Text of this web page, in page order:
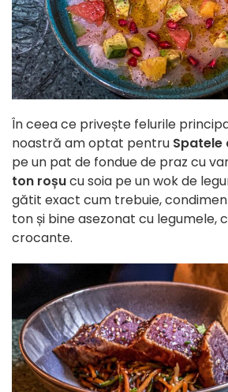
În ceea ce privește felurile
noastră am optat pentru Spatele
pe un pat de fondue de praz cu
ton roșucu soia pe un wok de
gătit exact cum trebuie,
ton și bine asezonat cu legumele,
crocante.